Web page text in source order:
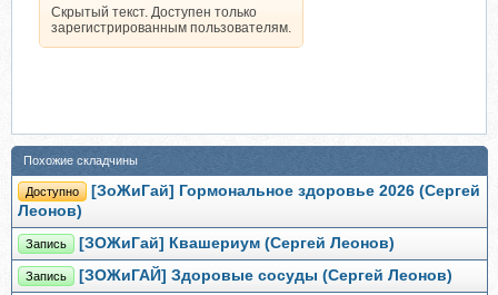
Скрытый текст. Доступен только
зарегистрированным пользователям.
Похожие складчины
Доступно
[ЗоЖиГай] Гормональное здоровье 2026 (Сергей
Леонов)
Запись [ЗОЖиГай] Квашериум (Сергей Леонов)
Запись [ЗОЖиГАЙ] Здоровые сосуды (Сергей Леонов)